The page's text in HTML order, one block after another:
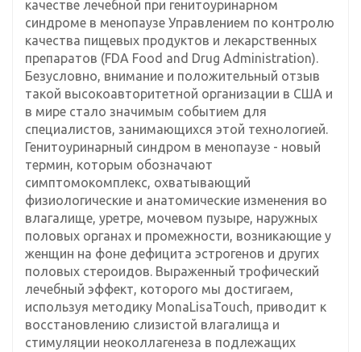
качестве лечебной при генитоуринарном
синдроме в менопаузе Управлением по контролю
качества пищевых продуктов и лекарственных
препаратов (FDA Food and Drug Administration).
Безусловно, внимание и положительный отзыв
такой высокоавторитетной организации в США и
в мире стало значимым событием для
специалистов, занимающихся этой технологией.
Генитоуринарный синдром в менопаузе - новый
термин, которым обозначают
симптомокомплекс, охватывающий
физиологические и анатомические изменения во
влагалище, уретре, мочевом пузыре, наружных
половых органах и промежности, возникающие у
женщин на фоне дефицита эстрогенов и других
половых стероидов. Выраженный трофический
лечебный эффект, которого мы достигаем,
используя методику MonaLisaTouch, приводит к
восстановлению слизистой влагалища и
стимуляции неоколлагенеза в подлежащих